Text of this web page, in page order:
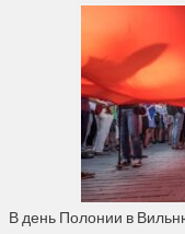
В день Полонии в